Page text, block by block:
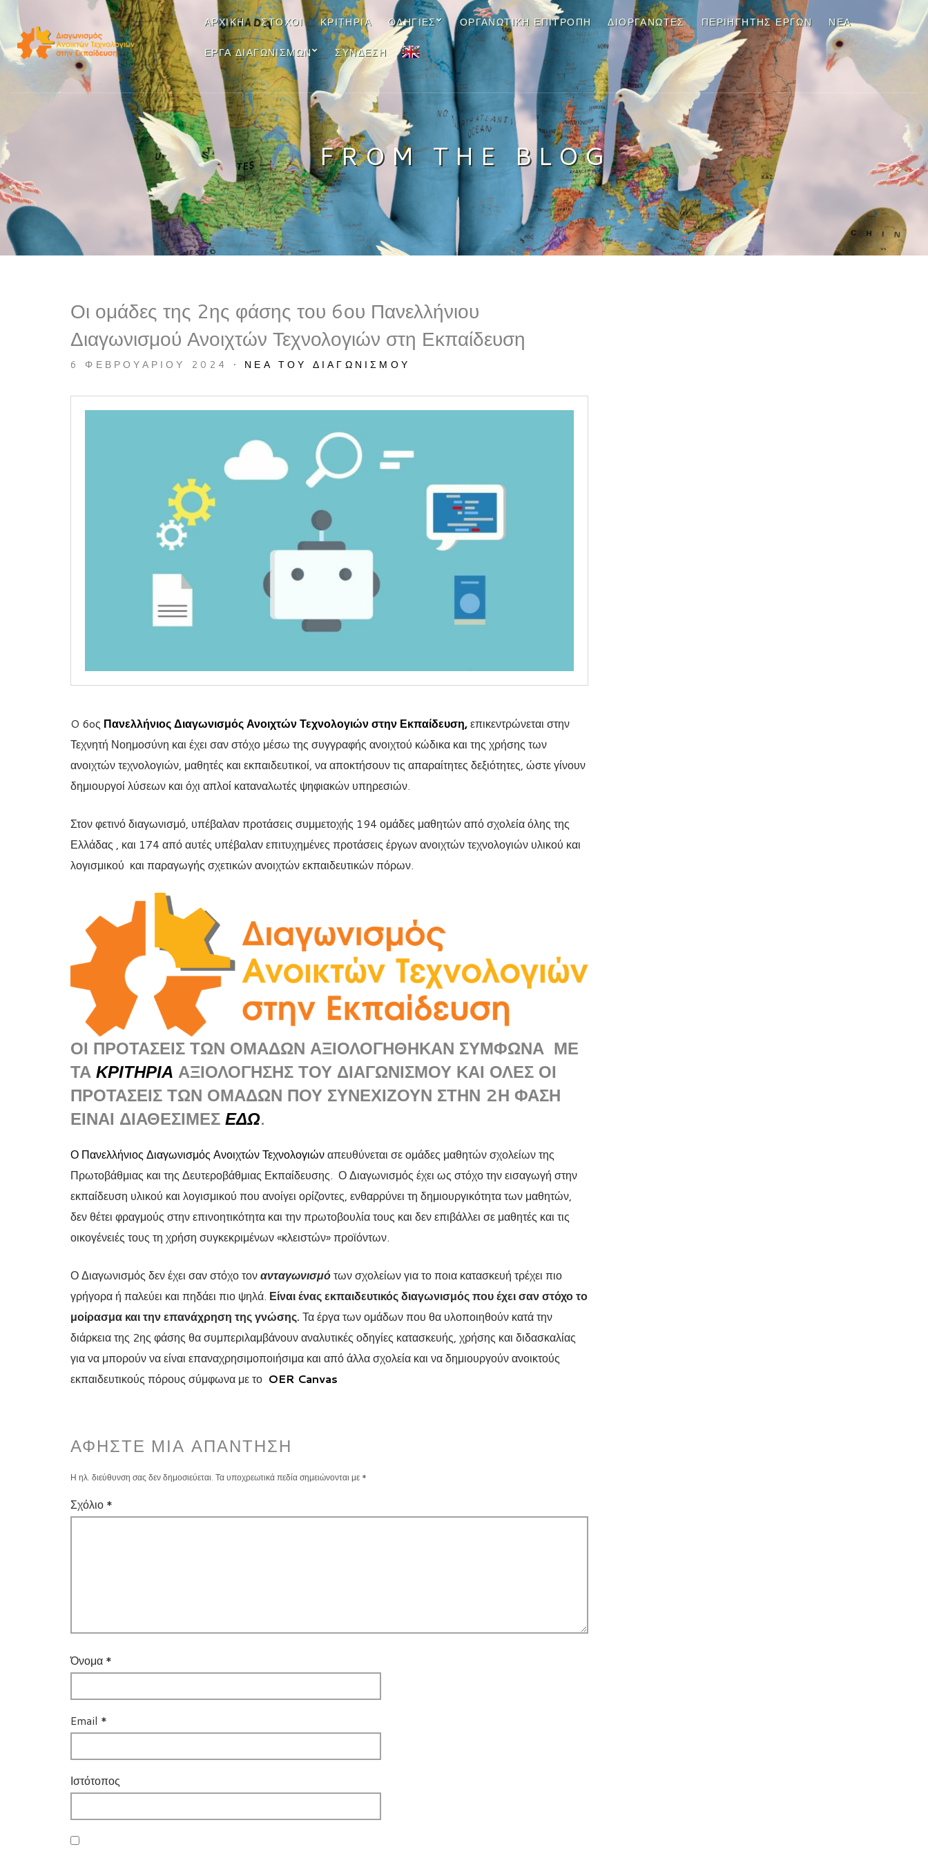
ΑΡΧΙΚΉ ΣΤΌΧΟΙ ΚΡΙΤΉΡΙΑ ΟΔΗΓΊΕΣ ΟΡΓΑΝΩΤΙΚΉ ΕΠΙΤΡΟΠΉ ΔΙΟΡΓΑΝΩΤΕΣ ΠΕΡΙΗΓΗΤΉΣ ΈΡΓΩΝ ΝΈΑ
ΈΡΓΑ ΔΙΑΓΩΝΙΣΜΏΝ ΣΎΝΔΕΣΗ EN
FROM THE BLOG
Οι ομάδες της 2ης φάσης του 6ου Πανελλήνιου
Διαγωνισμού Ανοιχτών Τεχνολογιών στη Εκπαίδευση
6 ΦΕΒΡΟΥΑΡΊΟΥ 2024 • ΝΈΑ ΤΟΥ ΔΙΑΓΩΝΙΣΜΟΎ
O 6oς Πανελλήνιος Διαγωνισμός Ανοιχτών Τεχνολογιών στην Εκπαίδευση,επικεντρώνεται στην
Τεχνητή Νοημοσύνη και έχει σαν στόχο μέσω της συγγραφής ανοιχτού κώδικα και της χρήσης των
ανοιχτών τεχνολογιών, μαθητές και εκπαιδευτικοί, να αποκτήσουν τις απαραίτητες δεξιότητες, ώστε γίνουν
δημιουργοί λύσεων και όχι απλοί καταναλωτές ψηφιακών υπηρεσιών.
Στον φετινό διαγωνισμό, υπέβαλαν προτάσεις συμμετοχής 194 ομάδες μαθητών από σχολεία όλης της
Ελλάδας , και 174 από αυτές υπέβαλαν επιτυχημένες προτάσεις έργων ανοιχτών τεχνολογιών υλικού και
λογισμικού και παραγωγής σχετικών ανοιχτών εκπαιδευτικών πόρων.
ΟΙ ΠΡΟΤΆΣΕΙΣ ΤΩΝ ΟΜΆΔΩΝ ΑΞΙΟΛΟΓΉΘΗΚΑΝ ΣΎΜΦΩΝΑ ΜΕ
ΤΑ ΚΡΙΤΉΡΙΑ ΑΞΙΟΛΌΓΗΣΗΣ ΤΟΥ ΔΙΑΓΩΝΙΣΜΟΎ ΚΑΙ ΌΛΕΣ ΟΙ
ΠΡΟΤΆΣΕΙΣ ΤΩΝ ΟΜΆΔΩΝ ΠΟΥ ΣΥΝΕΧΊΖΟΥΝ ΣΤΗΝ 2Η ΦΆΣΗ
ΕΊΝΑΙ ΔΙΑΘΈΣΙΜΕΣ ΕΔΏ.
Ο Πανελλήνιος Διαγωνισμός Ανοιχτών Τεχνολογιώναπευθύνεται σε ομάδες μαθητών σχολείων της
Πρωτοβάθμιας και της Δευτεροβάθμιας Εκπαίδευσης. Ο Διαγωνισμός έχει ως στόχο την εισαγωγή στην
εκπαίδευση υλικού και λογισμικού που ανοίγει ορίζοντες, ενθαρρύνει τη δημιουργικότητα των μαθητών,
δεν θέτει φραγμούς στην επινοητικότητα και την πρωτοβουλία τους και δεν επιβάλλει σε μαθητές και τις
οικογένειές τους τη χρήση συγκεκριμένων «κλειστών» προϊόντων.
Ο Διαγωνισμός δεν έχει σαν στόχο τονανταγωνισμότων σχολείων για το ποια κατασκευή τρέχει πιο
γρήγορα ή παλεύει και πηδάει πιο ψηλά. Είναι ένας εκπαιδευτικός διαγωνισμός που έχει σαν στόχο το
μοίρασμα και την επανάχρηση της γνώσης. Τα έργα των ομάδων που θα υλοποιηθούν κατά την
διάρκεια της 2ης φάσης θα συμπεριλαμβάνουν αναλυτικές οδηγίες κατασκευής, χρήσης και διδασκαλίας
για να μπορούν να είναι επαναχρησιμοποιήσιμα και από άλλα σχολεία και να δημιουργούν ανοικτούς
εκπαιδευτικούς πόρους σύμφωνα με το OER Canvas
ΑΦΉΣΤΕ ΜΙΑ ΑΠΆΝΤΗΣΗ
Η ηλ. διεύθυνση σας δεν δημοσιεύεται. Τα υποχρεωτικά πεδία σημειώνονται με *
Σχόλιο *
Όνομα *
Email *
Ιστότοπος